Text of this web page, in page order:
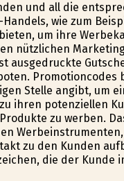
und all die
wie zum
um ihre
nützlichen
ausgedruckte
Promotioncodes
Stelle angibt, um
ihren potenziellen
zu werben.
zu den Kunden
die der Kunde